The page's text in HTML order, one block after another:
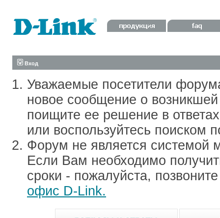
Вход
Уважаемые посетители
новое сообщение о
поищите ее решение в
или воспользуйтесь поиском
Форум не является системой
Если Вам необходимо
сроки - пожалуйста,
офис D-Link.